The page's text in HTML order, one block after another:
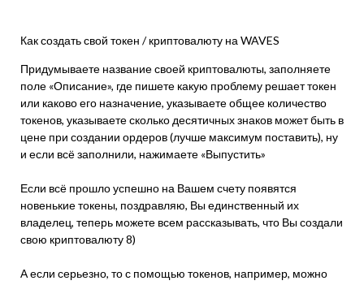
Как создать свой токен / криптовалюту на WAVES
Придумываете название своей криптовалюты, заполняете
поле «Описание», где пишете какую проблему решает токен
или каково его назначение, указываете общее количество
токенов, указываете сколько десятичных знаков может быть в
цене при создании ордеров (лучше максимум поставить), ну
и если всё заполнили, нажимаете «Выпустить»
Если всё прошло успешно на Вашем счету появятся
новенькие токены, поздравляю, Вы единственный их
владелец, теперь можете всем рассказывать, что Вы создали
свою криптовалюту 8)
А если серьезно, то с помощью токенов, например, можно